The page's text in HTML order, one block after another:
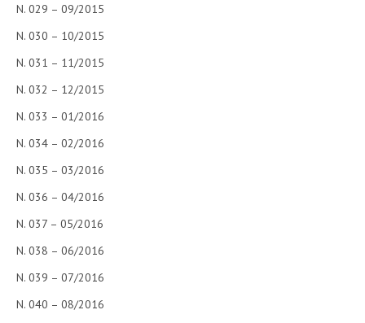
BOLLETTINO FINANZIAMENTI
DOCUMENTI
MANUALI E MONOGRAFIE
N. 029 – 09/2015
N. 030 – 10/2015
N. 031 – 11/2015
N. 032 – 12/2015
N. 033 – 01/2016
N. 034 – 02/2016
N. 035 – 03/2016
N. 036 – 04/2016
N. 037 – 05/2016
N. 038 – 06/2016
N. 039 – 07/2016
N. 040 – 08/2016